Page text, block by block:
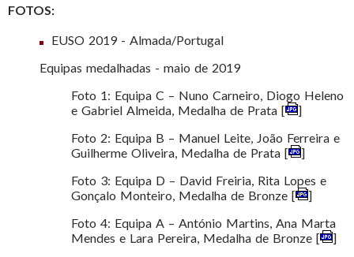
FOTOS:
EUSO 2019 - Almada/Portugal
Equipas medalhadas - maio de 2019
Foto 1: Equipa C – Nuno Carneiro, Diogo Heleno
e Gabriel Almeida, Medalha de Prata [
]
Foto 2: Equipa B – Manuel Leite, João Ferreira e
Guilherme Oliveira, Medalha de Prata [
]
Foto 3: Equipa D – David Freiria, Rita Lopes e
Gonçalo Monteiro, Medalha de Bronze [
]
Foto 4: Equipa A – António Martins, Ana Marta
Mendes e Lara Pereira, Medalha de Bronze [
]